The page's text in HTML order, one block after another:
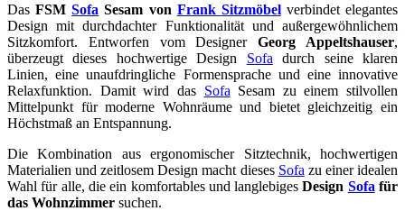
DasFSMSofa Sesam von Frank Sitzmöbelverbindet elegantes
Design mit durchdachter Funktionalität und außergewöhnlichem
Sitzkomfort. Entworfen vom DesignerGeorg Appeltshauser,
überzeugt dieses hochwertige Design Sofa durch seine klaren
Linien, eine unaufdringliche Formensprache und eine innovative
Relaxfunktion. Damit wird das Sofa Sesam zu einem stilvollen
Mittelpunkt für moderne Wohnräume und bietet gleichzeitig ein
Höchstmaß an Entspannung.
Die Kombination aus ergonomischer Sitztechnik, hochwertigen
Materialien und zeitlosem Design macht dieses Sofa zu einer idealen
Wahl für alle, die ein komfortables und langlebigesDesign Sofa für
das Wohnzimmer suchen.